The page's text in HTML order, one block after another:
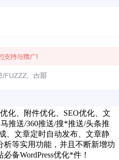
化、附件优化、SEO优化、文
推送/360推送/搜*推送/头条推
、文章定时自动发布、文章静
等实用功能，并且不断新增功
备WordPress优化*件！